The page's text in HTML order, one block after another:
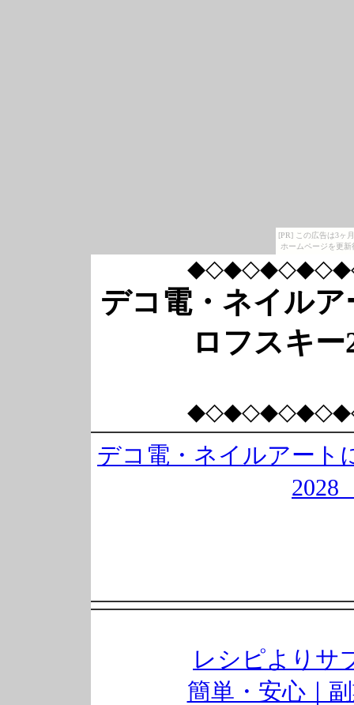
[PR] この広告は3ヶ
ホームページを更
デコ電・ネイル
ロフスキ
デコ電・ネイルアート
レシピよりサ
簡単・安心｜